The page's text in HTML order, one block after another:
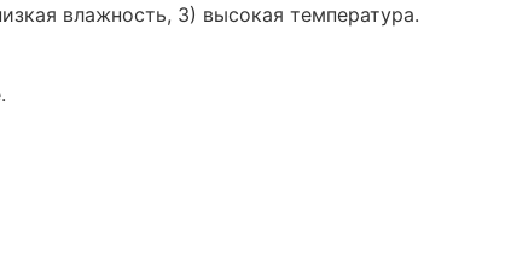
влажность, 3) высокая температура.